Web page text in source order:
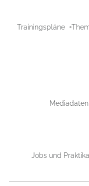
Trainingspläne
Jobs und